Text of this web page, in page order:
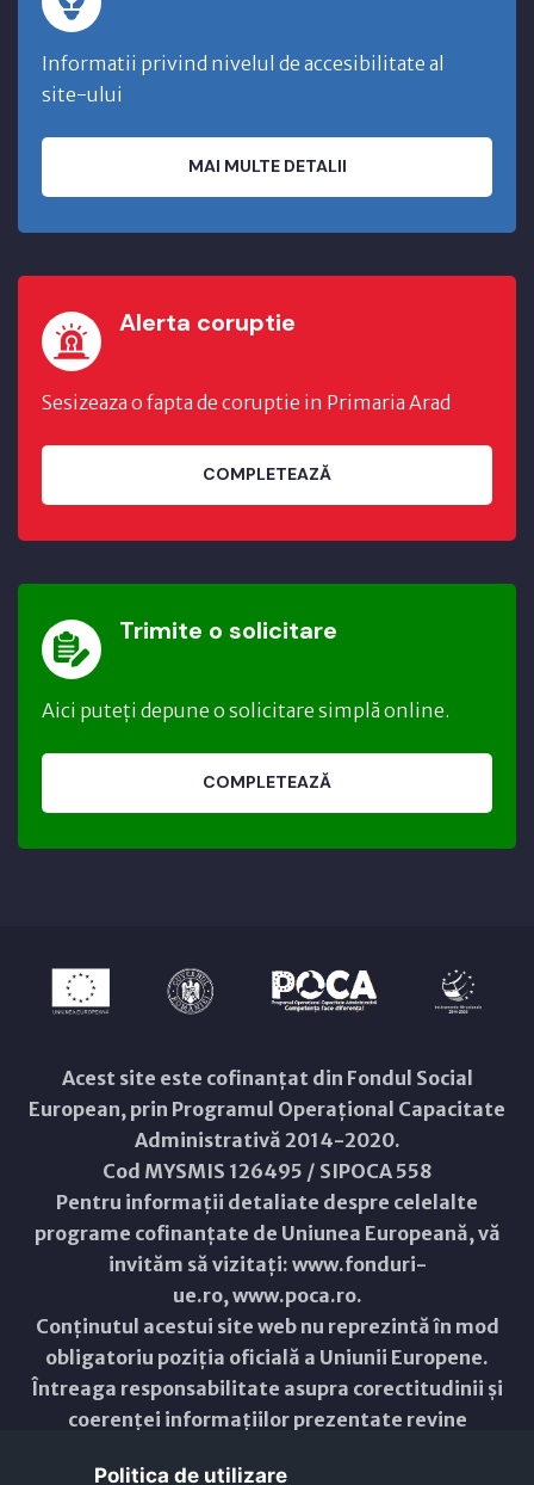
Informatii privind nivelul de accesibilitate al
site-ului
MAI MULTE DETALII
Alerta coruptie
Sesizeaza o fapta de coruptie in Primaria Arad
COMPLETEAZĂ
Trimite o solicitare
Aici puteți depune o solicitare simplă online.
COMPLETEAZĂ
Acest site este cofinanțat din Fondul Social
European, prin Programul Operațional Capacitate
Administrativă 2014-2020.
Cod MYSMIS 126495 / SIPOCA 558
Pentru informații detaliate despre celelalte
programe cofinanțate de Uniunea Europeană, vă
invităm să vizitați: www.fonduri-
ue.ro,www.poca.ro.
Conținutul acestui site web nu reprezintă în mod
obligatoriu poziția oficială a Uniunii Europene.
Întreaga responsabilitate asupra corectitudinii și
coerenței informațiilor prezentate revine
Politica de utilizare